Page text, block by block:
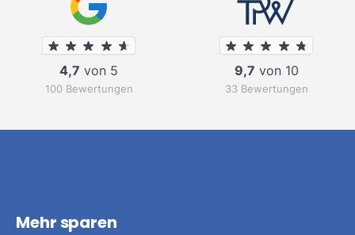
4,7 von 5
100 Bewertungen
9,7 von 10
33 Bewertungen
Mehr sparen